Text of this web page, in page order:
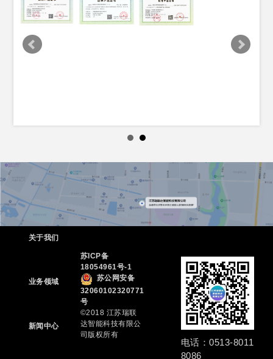
关于我们
业务领域
新闻中心
苏ICP备
18054961号-1
苏公网安备
32060102320771
号
©2018 江苏瑞联
达智能科技有限公
司版权所有
电话：0513-8011
8086